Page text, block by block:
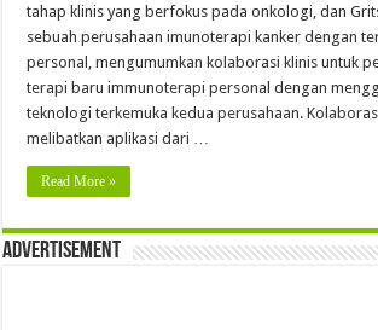
tahap klinis yang berfokus pada onkologi, dan
sebuah perusahaan imunoterapi kanker dengan
personal, mengumumkan kolaborasi klinis untuk
terapi baru immunoterapi personal dengan
teknologi terkemuka kedua perusahaan.
melibatkan aplikasi dari …
Read More »
Advertisement